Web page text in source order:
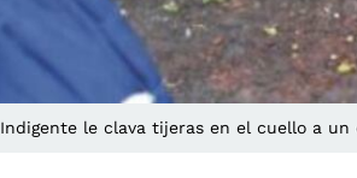
Indigente le clava tijeras en el cuello a un